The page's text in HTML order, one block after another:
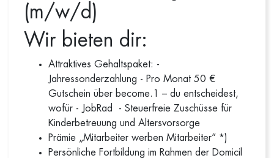
(m/w/d)
Wir bieten dir:
Attraktives Gehaltspaket: -
Jahressonderzahlung - Pro Monat 50 €
Gutschein über become.1 – du entscheidest,
wofür - JobRad - Steuerfreie Zuschüsse für
Kinderbetreuung und Altersvorsorge
Prämie „Mitarbeiter werben Mitarbeiter“ *)
Persönliche Fortbildung im Rahmen der Domicil